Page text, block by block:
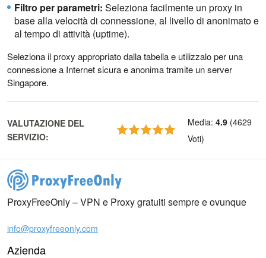
Filtro per parametri: Seleziona facilmente un proxy in
base alla velocità di connessione, al livello di anonimato e
al tempo di attività (uptime).
Seleziona il proxy appropriato dalla tabella e utilizzalo per una
connessione a Internet sicura e anonima tramite un server
Singapore.
VALUTAZIONE DEL
SERVIZIO:
Media: 4.9 (4629
Voti)
ProxyFreeOnly – VPN e Proxy gratuiti sempre e ovunque
info@proxyfreeonly.com
Azienda